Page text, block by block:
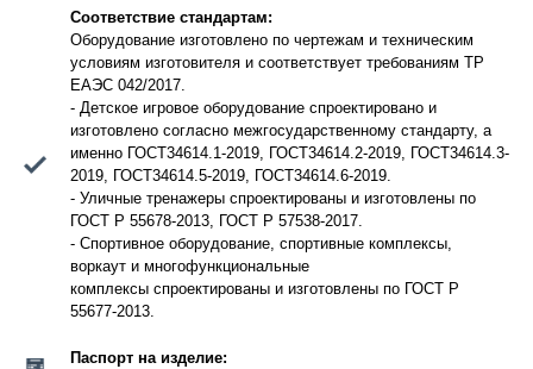
Соответствие стандартам:
Оборудование изготовлено по чертежам и техническим
условиям изготовителя и соответствует требованиям ТР
ЕАЭС 042/2017.
- Детское игровое оборудование спроектировано и
изготовлено согласно межгосударственному стандарту, а
именно ГОСТ34614.1-2019, ГОСТ34614.2-2019, ГОСТ34614.3-
2019, ГОСТ34614.5-2019, ГОСТ34614.6-2019.
- Уличные тренажеры спроектированы и изготовлены по
ГОСТ Р 55678-2013, ГОСТ Р 57538-2017.
- Спортивное оборудование, спортивные комплексы,
воркаут и многофункциональные
комплексы спроектированы и изготовлены по ГОСТ Р
55677-2013.
Паспорт на изделие: